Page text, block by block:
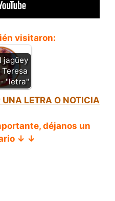
visitaron:
jagüey
"letra"
UNA LETRA O NOTICIA
déjanos un
↓ ↓